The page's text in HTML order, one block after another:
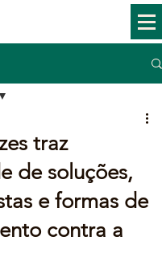
traz
de soluções,
e formas de
contra a